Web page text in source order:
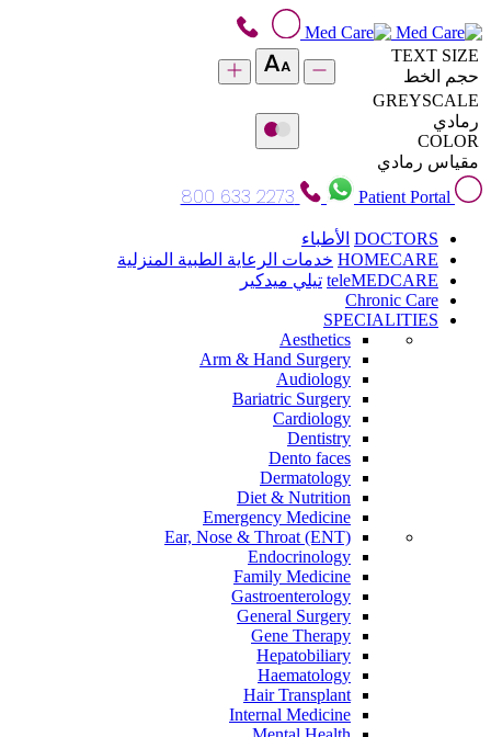
TEXT SIZE
حجم الخط
GREYSCALE
رمادي
COLOR
مقياس رمادي
Patient Portal
800 633 2273
DOCTORS الأطباء
HOMECARE خدمات الرعاية الطبية المنزلية
teleMEDCARE تيلي ميدكير
Chronic Care
SPECIALITIES
Aesthetics
Arm & Hand Surgery
Audiology
Bariatric Surgery
Cardiology
Dentistry
Dento faces
Dermatology
Diet & Nutrition
Emergency Medicine
Ear, Nose & Throat (ENT)
Endocrinology
Family Medicine
Gastroenterology
General Surgery
Gene Therapy
Hepatobiliary
Haematology
Hair Transplant
Internal Medicine